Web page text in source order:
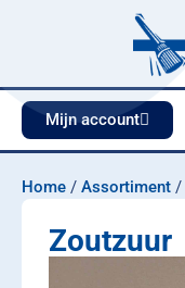
Mijn account
Home / Assortiment /
Zoutzuur